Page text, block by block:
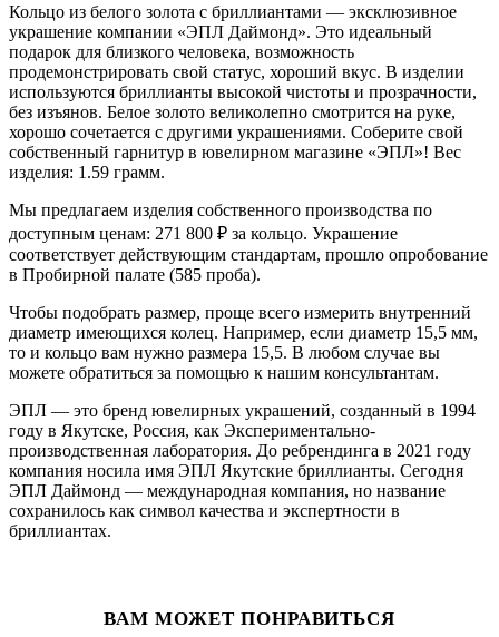
Кольцо из белого золота с бриллиантами — эксклюзивное
украшение компании «ЭПЛ Даймонд». Это идеальный
подарок для близкого человека, возможность
продемонстрировать свой статус, хороший вкус. В изделии
используются бриллианты высокой чистоты и прозрачности,
без изъянов. Белое золото великолепно смотрится на руке,
хорошо сочетается с другими украшениями. Соберите свой
собственный гарнитур в ювелирном магазине «ЭПЛ»! Вес
изделия: 1.59 грамм.
Мы предлагаем изделия собственного производства по
доступным ценам: 271 800 ₽ за кольцо. Украшение
соответствует действующим стандартам, прошло опробование
в Пробирной палате (585 проба).
Чтобы подобрать размер, проще всего измерить внутренний
диаметр имеющихся колец. Например, если диаметр 15,5 мм,
то и кольцо вам нужно размера 15,5. В любом случае вы
можете обратиться за помощью к нашим консультантам.
ЭПЛ — это бренд ювелирных украшений, созданный в 1994
году в Якутске, Россия, как Экспериментально-
производственная лаборатория. До ребрендинга в 2021 году
компания носила имя ЭПЛ Якутские бриллианты. Сегодня
ЭПЛ Даймонд — международная компания, но название
сохранилось как символ качества и экспертности в
бриллиантах.
ВАМ МОЖЕТ ПОНРАВИТЬСЯ